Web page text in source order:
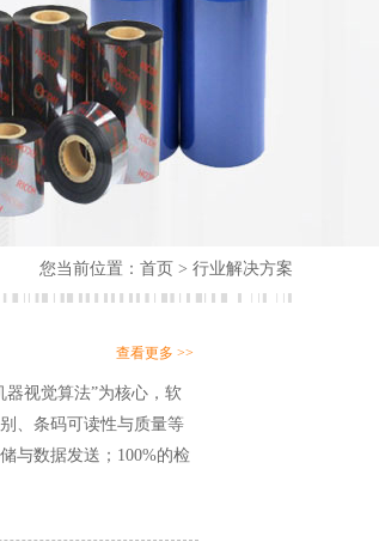
您当前位置： 首页 > 行业解决方案
查看更多 >>
视觉算法”为核心，软
、条码可读性与质量等
与数据发送；100%的检